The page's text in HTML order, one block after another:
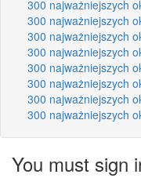
300 najważniejszych
300 najważniejszych
300 najważniejszych
300 najważniejszych
300 najważniejszych
300 najważniejszych
300 najważniejszych
300 najważniejszych
You must sign